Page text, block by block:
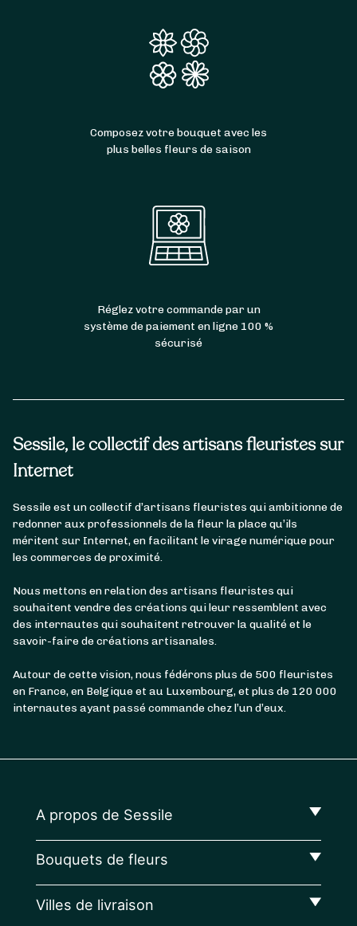
Sessile, le collectif des artisans fleuristes sur
Internet
Sessile est un collectif d’artisans fleuristes qui ambitionne de
redonner aux professionnels de la fleur la place qu’ils
méritent sur Internet, en facilitant le virage numérique pour
les commerces de proximité.
Nous mettons en relation des artisans fleuristes qui
souhaitent vendre des créations qui leur ressemblent avec
des internautes qui souhaitent retrouver la qualité et le
savoir-faire de créations artisanales.
Autour de cette vision, nous fédérons plus de 500 fleuristes
en France, en Belgique et au Luxembourg, et plus de 120 000
internautes ayant passé commande chez l’un d’eux.
Composez votre bouquet avec les
plus belles fleurs de saison
Réglez votre commande par un
système de paiement en ligne 100 %
sécurisé
A propos de Sessile
Bouquets de fleurs
Villes de livraison